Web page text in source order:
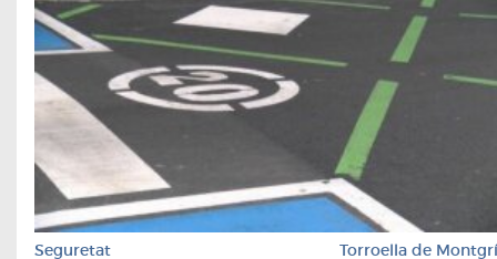
Seguretat Torroella de Montgrí